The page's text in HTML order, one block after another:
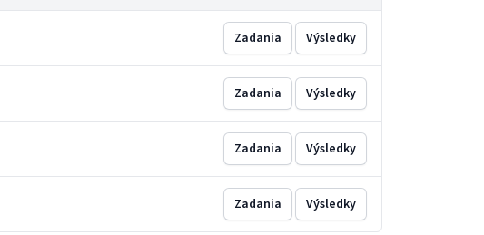
Zadania Výsledky
Zadania Výsledky
Zadania Výsledky
Zadania Výsledky